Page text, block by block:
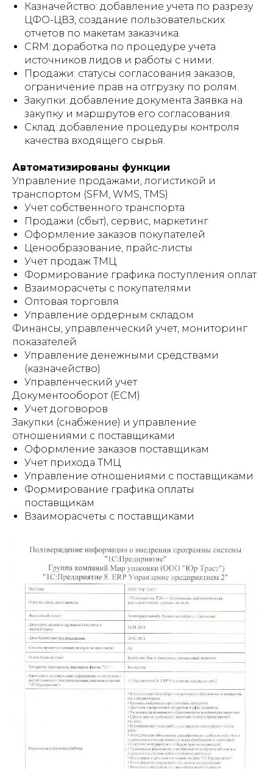
Казначейство: добавление учета по разрезу
ЦФО-ЦВЗ, создание пользовательских
отчетов по макетам заказчика.
CRM: доработка по процедуре учета
источников лидов и работы с ними.
Продажи: статусы согласования заказов,
ограничение прав на отгрузку по ролям.
Закупки: добавление документа Заявка на
закупку и маршрутов его согласования.
Склад: добавление процедуры контроля
качества входящего сырья.
Автоматизированы функции
Управление продажами, логистикой и
транспортом (SFM, WMS, TMS)
Учет собственного транспорта
Продажи (сбыт), сервис, маркетинг
Оформление заказов покупателей
Ценообразование, прайс-листы
Учет продаж ТМЦ
Формирование графика поступления оплат
Взаиморасчеты с покупателями
Оптовая торговля
Управление ордерным складом
Финансы, управленческий учет, мониторинг
показателей
Управление денежными средствами
(казначейство)
Управленческий учет
Документооборот (ECM)
Учет договоров
Закупки (снабжение) и управление
отношениями с поставщиками
Оформление заказов поставщикам
Учет прихода ТМЦ
Управление отношениями с поставщиками
Формирование графика оплаты
поставщикам
Взаиморасчеты с поставщиками